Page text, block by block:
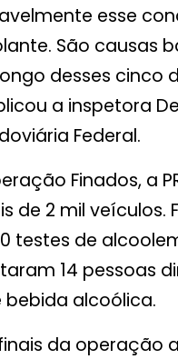
esse
São causas
desses cinco
a inspetora
Federal.
Finados, a
de 2 mil veículos.
testes de
14 pessoas
alcoólica.
da operação